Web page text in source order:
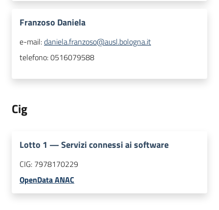
Franzoso Daniela
e-mail:daniela.franzoso@ausl.bologna.it
telefono:0516079588
Cig
Lotto 1 —Servizi connessi ai software
CIG: 7978170229
OpenData ANAC